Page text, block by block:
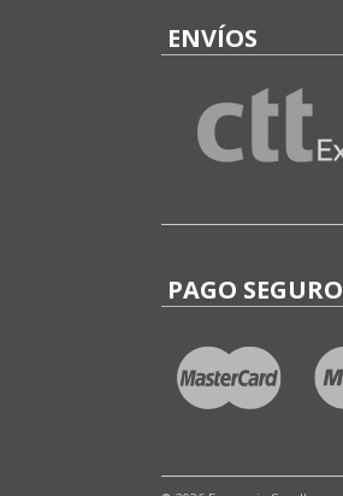
ENVÍOS
PAGO SEGURO